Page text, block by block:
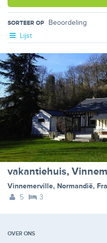
SORTEER OP
Lijst
vakantiehuis,
Vinnemerville, Normandië,
5
3
OVER ONS